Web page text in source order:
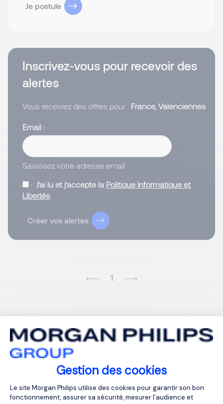
Gestion des cookies
Plateforme de Gestion du
Le site Morgan Philips utilise des cookies pour garantir son bon
fonctionnement, assurer sa sécurité, mesurer l'audience et
Je postule
Inscrivez-vous pour recevoir des
alertes
Vous recevrez des offres pour : France, Valenciennes
Email
Saisissez votre adresse email
J’ai lu et j’accepte la Politique Informatique et
Libertés.
Créer vos alertes
1